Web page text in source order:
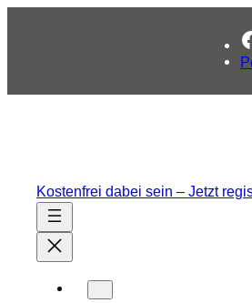
Kostenfrei dabei sein – Jetzt